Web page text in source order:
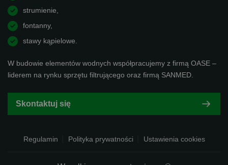
strumienie,
fontanny,
stawy kąpielowe.
W budowie elementów wodnych współpracujemy z firmą OASE –
liderem na rynku sprzętu filtrującego oraz firmą SANMED.
Skontaktuj się
Regulamin Polityka prywatności Ustawienia cookies